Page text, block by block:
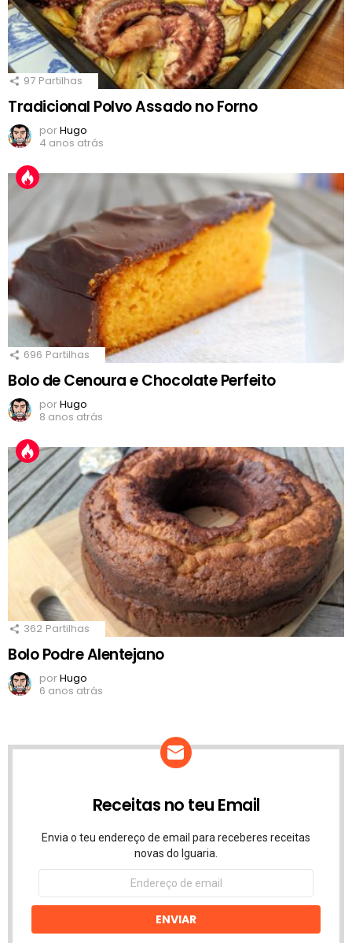
97 Partilhas
Tradicional Polvo Assado no Forno
porHugo
4 anos atrás
696 Partilhas
Bolo de Cenoura e Chocolate Perfeito
porHugo
8 anos atrás
362 Partilhas
Bolo Podre Alentejano
porHugo
6 anos atrás
Receitas no teu Email
Envia o teu endereço de email para receberes receitas
novas do Iguaria.
Endereço
email
ENVIAR